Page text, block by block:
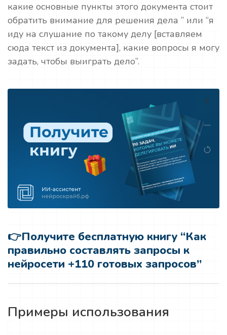
какие основные пункты этого документа стоит
обратить внимание для решения дела ” или “я
иду на слушание по такому делу [вставляем
сюда текст из документа], какие вопросы я могу
задать, чтобы выиграть дело”.
👉Получите бесплатную книгу “Как
правильно составлять запросы к
нейросети +110 готовых запросов”
Примеры использования